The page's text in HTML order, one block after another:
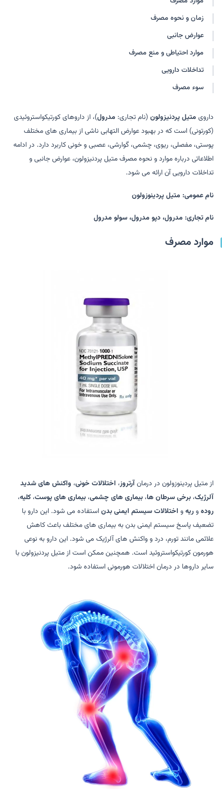
متیل پردنیزولون مایلن
دپوکورتین
دپو-مدرول
کورتامدرول
کورتالین
زمان و نحوه مصرف
عوارض جانبی
موارد احتیاطی و منع مصرف
تداخلات دارویی
سوء مصرف
داروی متیل پردنیزولون (نام تجاری: مدرول)، از داروهای کورتیکواستروئیدی
(کورتونی) است که در بهبود عوارض التهابی ناشی از بیماری های مختلف
پوستی، مفصلی، ریوی، چشمی، گوارشی، عصبی و خونی کاربرد دارد. در ادامه
اطلاعاتی درباره موارد و نحوه مصرف متیل پردنیزولون، عوارض جانبی و
تداخلات دارویی آن ارائه می شود.
نام عمومی: متیل پردینوزولون
نام تجاری: مدرول، دپو مدرول، سولو مدرول
موارد مصرف
از متیل پردینوزولون در درمانآرتروز، اختلالات خونی، واکنش های شدید
آلرژیک،برخی سرطان ها،بیماری های چشمی،بیماری های پوست،کلیه،
رودهوریهو اختلالات سیستم ایمنی بدناستفاده می شود. این دارو با
تضعیف پاسخ سیستم ایمنی بدن به بیماری های مختلف باعث کاهش
علائمی مانند تورم، درد و واکنش های آلرژیک می شود. این دارو به نوعی
هورمون کورتیکواستروئید است. همچنین ممکن است از متیل پردنیزولون با
سایر داروها در درمان اختلالات هورمونی استفاده شود.